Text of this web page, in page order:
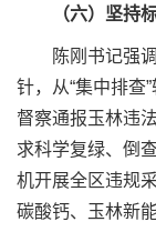
（六）坚持
陈刚书记强调
针，从“集中排查
督察通报玉林违
求科学复绿、倒
机开展全区违规
碳酸钙、玉林新